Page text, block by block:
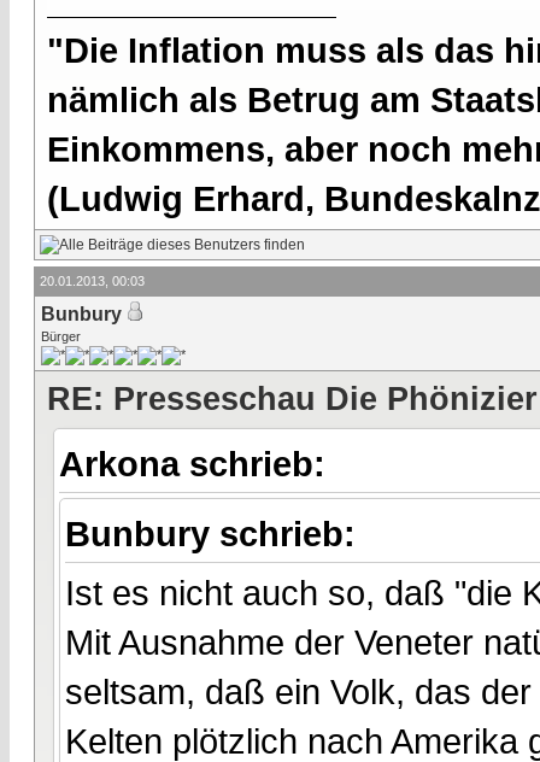
"Die Inflation muss als das
nämlich als Betrug am
Einkommens, aber noch
(Ludwig Erhard,
20.01.2013, 00:03
Bunbury
Bürger
RE: Presseschau Die
Arkona schrieb:
Bunbury schrieb:
Ist es nicht auch so, daß "die
Mit Ausnahme der Veneter
seltsam, daß ein Volk, das
Kelten plötzlich nach Amerika